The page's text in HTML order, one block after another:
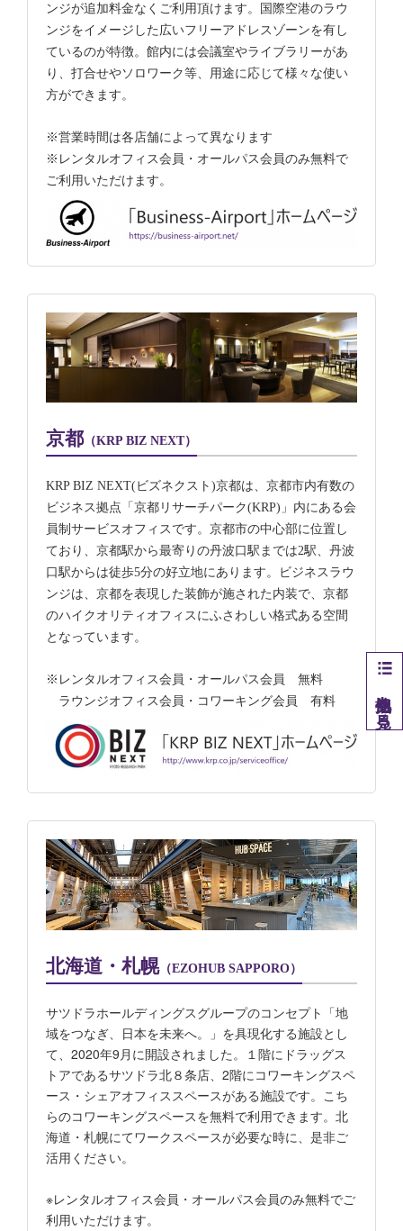
ンジが追加料金なくご利用頂けます。国際空港のラウ
ンジをイメージした広いフリーアドレスゾーンを有し
ているのが特徴。館内には会議室やライブラリーがあ
り、打合せやソロワーク等、用途に応じて様々な使い
方ができます。
※営業時間は各店舗によって異なります
※レンタルオフィス会員・オールパス会員のみ無料で
ご利用いただけます。
京都（KRP BIZ NEXT）
KRP BIZ NEXT(ビズネクスト)京都は、京都市内有数の
ビジネス拠点「京都リサーチパーク(KRP)」内にある会
員制サービスオフィスです。京都市の中心部に位置し
ており、京都駅から最寄りの丹波口駅までは2駅、丹波
口駅からは徒歩5分の好立地にあります。ビジネスラウ
ンジは、京都を表現した装飾が施された内装で、京都
のハイクオリティオフィスにふさわしい格式ある空間
となっています。
※レンタルオフィス会員・オールパス会員 無料
ラウンジオフィス会員・コワーキング会員 有料
北海道・札幌（EZOHUB SAPPORO）
サツドラホールディングスグループのコンセプト「地
域をつなぎ、日本を未来へ。」を具現化する施設とし
て、2020年9月に開設されました。１階にドラッグス
トアであるサツドラ北８条店、2階にコワーキングスペ
ース・シェアオフィススペースがある施設です。 こち
らのコワーキングスペースを無料で利用できます。北
海道・札幌にてワークスペースが必要な時に、是非ご
活用ください。
※レンタルオフィス会員・オールパス会員のみ無料でご
利用いただけます。
他拠点を見る